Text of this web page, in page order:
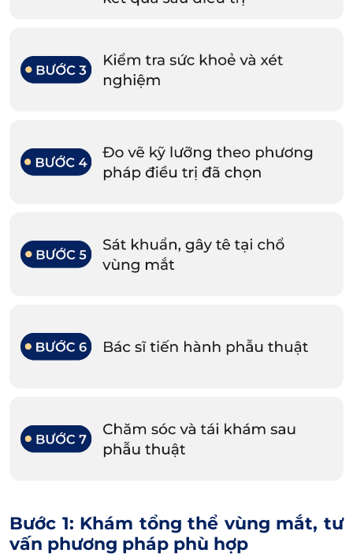
Bước 1: Khám tổng thể vùng mắt, tư
vấn phương pháp phù hợp